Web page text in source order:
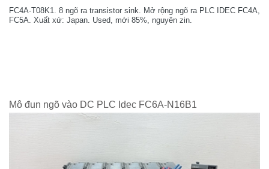
FC4A-T08K1. 8 ngõ ra transistor sink. Mở rộng ngõ ra PLC IDEC FC4A,
FC5A. Xuất xứ: Japan. Used, mới 85%, nguyên zin.
Mô đun ngõ vào DC PLC Idec FC6A-N16B1